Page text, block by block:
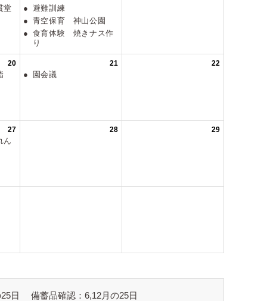
日 備蓄品確認：6,12月の25日